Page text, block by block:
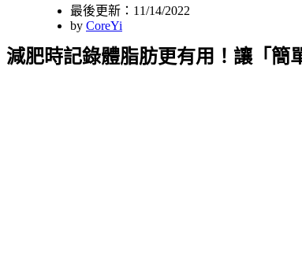
最後更新：11/14/2022
by CoreYi
減肥時記錄體脂肪更有用！讓「簡